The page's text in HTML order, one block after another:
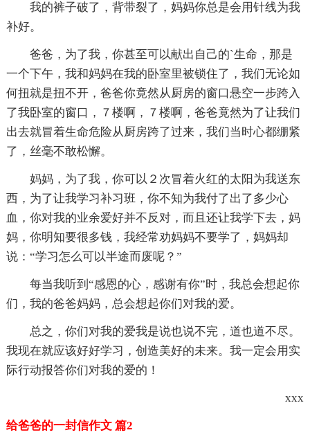
我的裤子破了，背带裂了，妈妈你总是会用针线为我
补好。
爸爸，为了我，你甚至可以献出自己的`生命，那是
一个下午，我和妈妈在我的卧室里被锁住了，我们无论如
何扭就是扭不开，爸爸你竟然从厨房的窗口悬空一步跨入
了我卧室的窗口，７楼啊，７楼啊，爸爸竟然为了让我们
出去就冒着生命危险从厨房跨了过来，我们当时心都绷紧
了，丝毫不敢松懈。
妈妈，为了我，你可以２次冒着火红的太阳为我送东
西，为了让我学习补习班，你不知为我付了出了多少心
血，你对我的业余爱好并不反对，而且还让我学下去，妈
妈，你明知要很多钱，我经常劝妈妈不要学了，妈妈却
说：“学习怎么可以半途而废呢？”
每当我听到“感恩的心，感谢有你”时，我总会想起你
们，我的爸爸妈妈，总会想起你们对我的爱。
总之，你们对我的爱我是说也说不完，道也道不尽。
我现在就应该好好学习，创造美好的未来。我一定会用实
际行动报答你们对我的爱的！
xxx
给爸爸的一封信作文 篇2